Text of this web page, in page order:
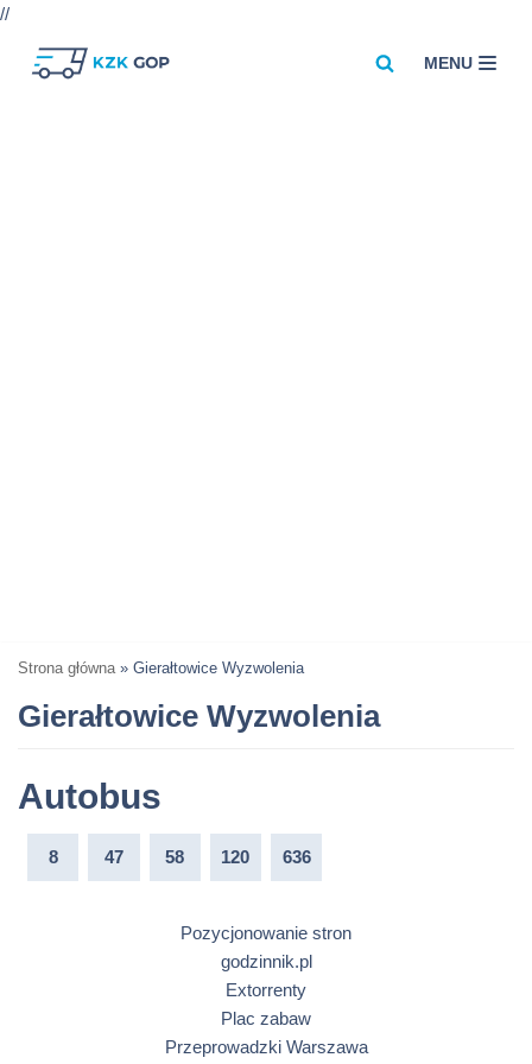
//
MENU
Strona główna » Gierałtowice Wyzwolenia
Gierałtowice Wyzwolenia
Autobus
8 47 58 120 636
Pozycjonowanie stron
godzinnik.pl
Extorrenty
Plac zabaw
Przeprowadzki Warszawa